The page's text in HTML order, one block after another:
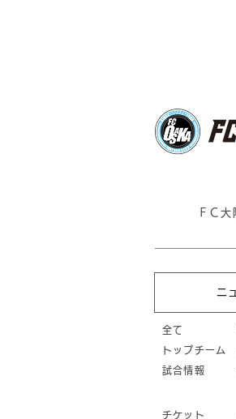
ＦＣ
ニ
全て
トップチーム
試合情報
チケット